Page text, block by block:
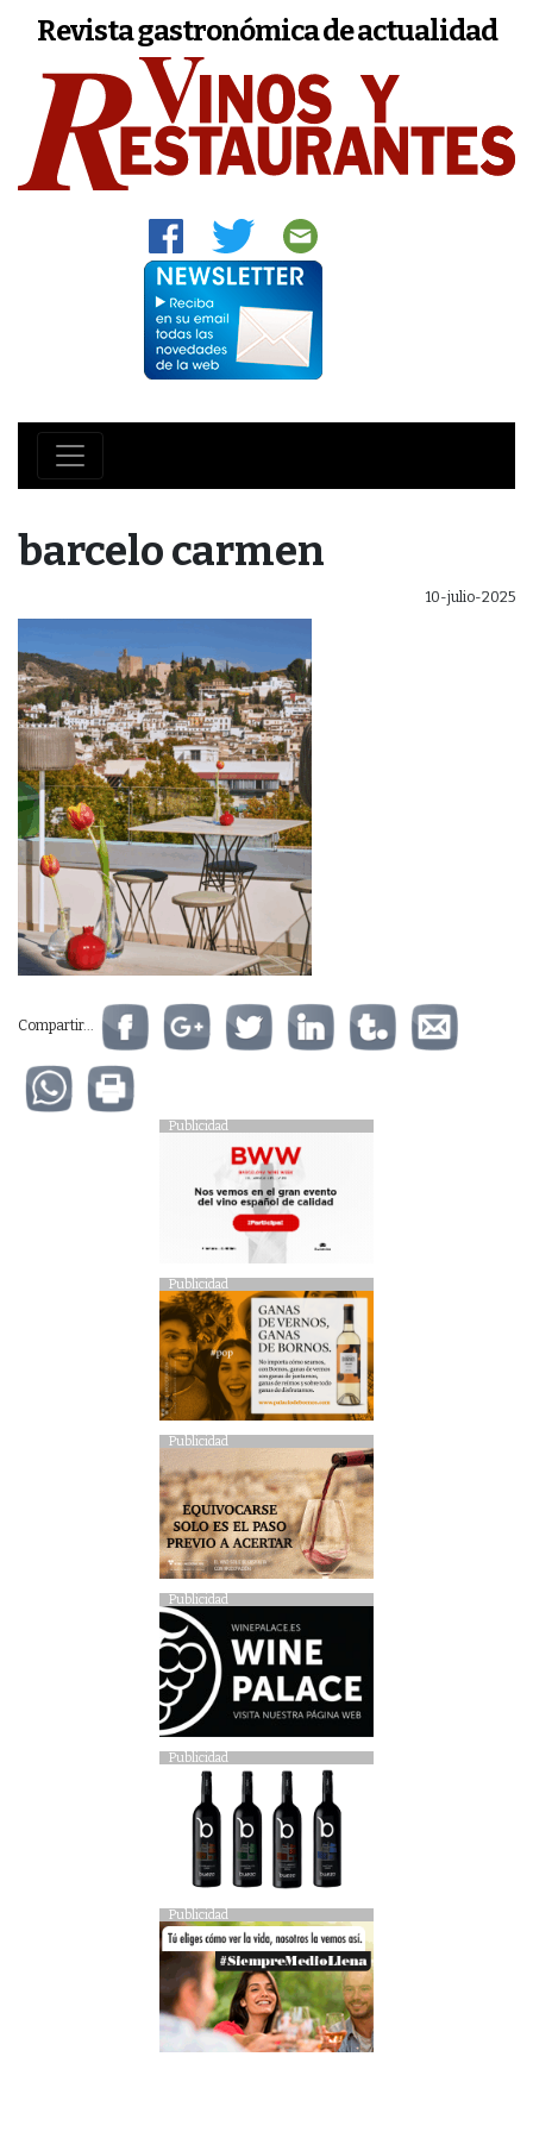
Revista gastronómica de actualidad
barcelo carmen
10-julio-2025
Compartir...
Publicidad
Publicidad
Publicidad
Publicidad
Publicidad
Publicidad